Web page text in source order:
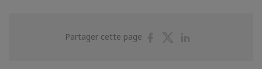
Partager cette page
PartagerPartager